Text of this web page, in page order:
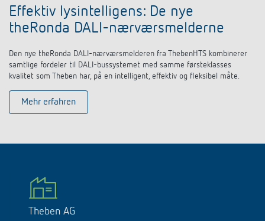
Effektiv lysintelligens: De nye
theRonda DALI-nærværsmelderne
Den nye theRonda DALI-nærværsmelderen fra ThebenHTS kombinerer
samtlige fordeler til DALI-bussystemet med samme førsteklasses
kvalitet som Theben har, på en intelligent, effektiv og fleksibel måte.
Mehr erfahren
Theben AG